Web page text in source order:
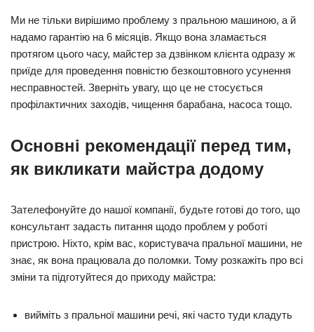
Ми не тільки вирішимо проблему з пральною машиною, а й
надамо гарантію на 6 місяців. Якщо вона зламається
протягом цього часу, майстер за дзвінком клієнта одразу ж
приїде для проведення повністю безкоштовного усунення
несправностей. Зверніть увагу, що це не стосується
профілактичних заходів, чищення барабана, насоса тощо.
Основні рекомендації перед тим,
як викликати майстра додому
Зателефонуйте до нашої компанії, будьте готові до того, що
консультант задасть питання щодо проблем у роботі
пристрою. Ніхто, крім вас, користувача пральної машини, не
знає, як вона працювала до поломки. Тому розкажіть про всі
зміни та підготуйтеся до приходу майстра:
вийміть з пральної машини речі, які часто туди кладуть